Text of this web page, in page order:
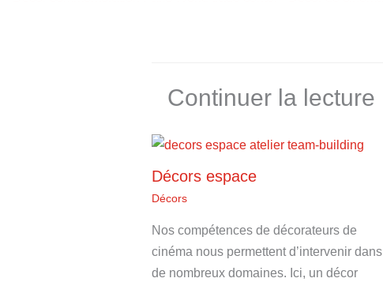
Continuer la lecture
Décors espace
Décors
Nos compétences de décorateurs de
cinéma nous permettent d’intervenir dans
de nombreux domaines. Ici, un décor